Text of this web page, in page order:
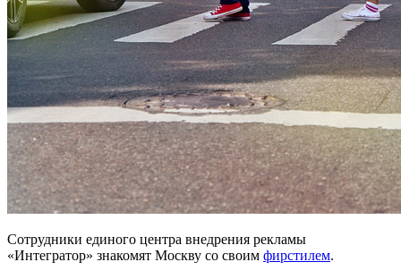
Сотрудники единого центра внедрения рекламы
«Интегратор» знакомят Москву со своим фирстилем.